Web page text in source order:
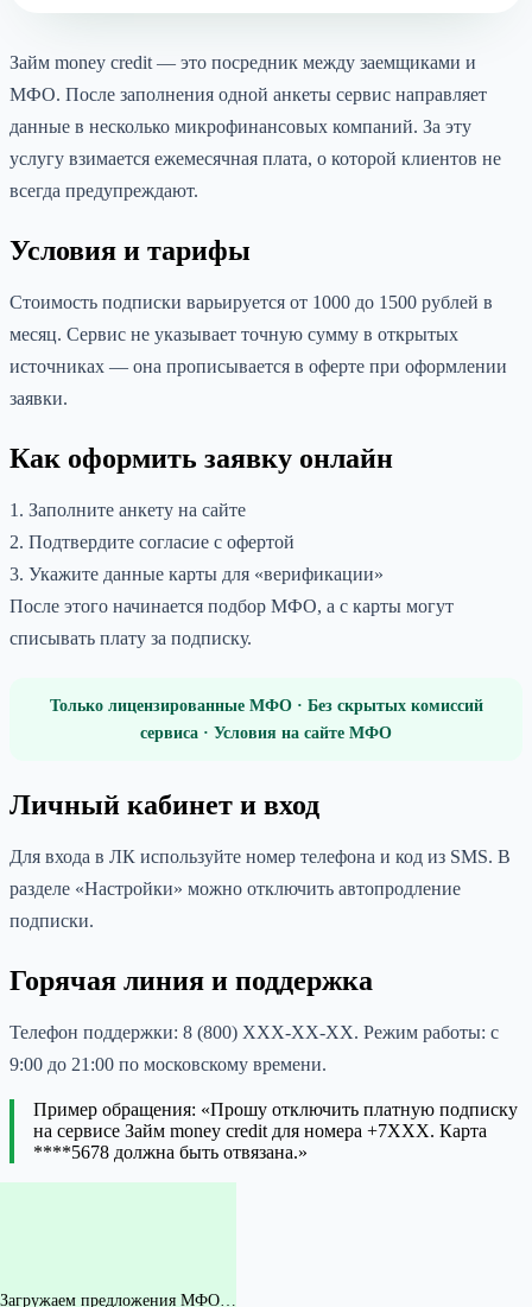
Займ money credit — это посредник между заемщиками и
МФО. После заполнения одной анкеты сервис направляет
данные в несколько микрофинансовых компаний. За эту
услугу взимается ежемесячная плата, о которой клиентов не
всегда предупреждают.
Условия и тарифы
Стоимость подписки варьируется от 1000 до 1500 рублей в
месяц. Сервис не указывает точную сумму в открытых
источниках — она прописывается в оферте при оформлении
заявки.
Как оформить заявку онлайн
1. Заполните анкету на сайте
2. Подтвердите согласие с офертой
3. Укажите данные карты для «верификации»
После этого начинается подбор МФО, а с карты могут
списывать плату за подписку.
Только лицензированные МФО · Без скрытых комиссий
сервиса · Условия на сайте МФО
Личный кабинет и вход
Для входа в ЛК используйте номер телефона и код из SMS. В
разделе «Настройки» можно отключить автопродление
подписки.
Горячая линия и поддержка
Телефон поддержки: 8 (800) XXX-XX-XX. Режим работы: с
9:00 до 21:00 по московскому времени.
Пример обращения: «Прошу отключить платную подписку
на сервисе Займ money credit для номера +7XXX. Карта
****5678 должна быть отвязана.»
Загружаем предложения МФО…